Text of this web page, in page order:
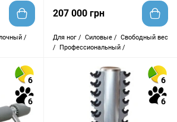
/
207 000 грн
Для ног / Силовые / Свободный вес
/
Профессиональный /
6
6
6
6